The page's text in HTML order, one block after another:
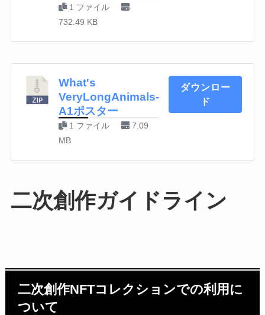
1 ファイル
732.49 KB
What's
VeryLongAnimals-
A1ポスター
1 ファイル
7.09
MB
ダウンロー
ド
二次創作ガイドライン
二次創作NFTコレクションでの利用に
ついて